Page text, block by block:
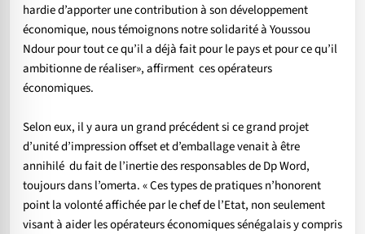
hardie d’apporter une contribution à son développement
économique, nous témoignons notre solidarité à Youssou
Ndour pour tout ce qu’il a déjà fait pour le pays et pour ce qu’il
ambitionne de réaliser», affirment ces opérateurs
économiques.
Selon eux, il y aura un grand précédent si ce grand projet
d’unité d’impression offset et d’emballage venait à être
annihilé du fait de l’inertie des responsables de Dp Word,
toujours dans l’omerta. « Ces types de pratiques n’honorent
point la volonté affichée par le chef de l’Etat, non seulement
visant à aider les opérateurs économiques sénégalais y compris